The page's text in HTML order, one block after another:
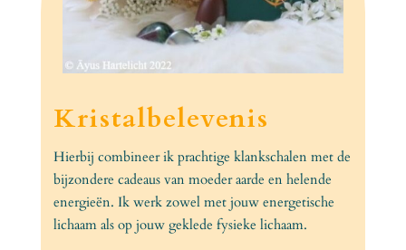
Kristalbelevenis
Hierbij combineer ik prachtige klankschalen met de
bijzondere cadeaus van moeder aarde en helende
energieën. Ik werk zowel met jouw energetische
lichaam als op jouw geklede fysieke lichaam.